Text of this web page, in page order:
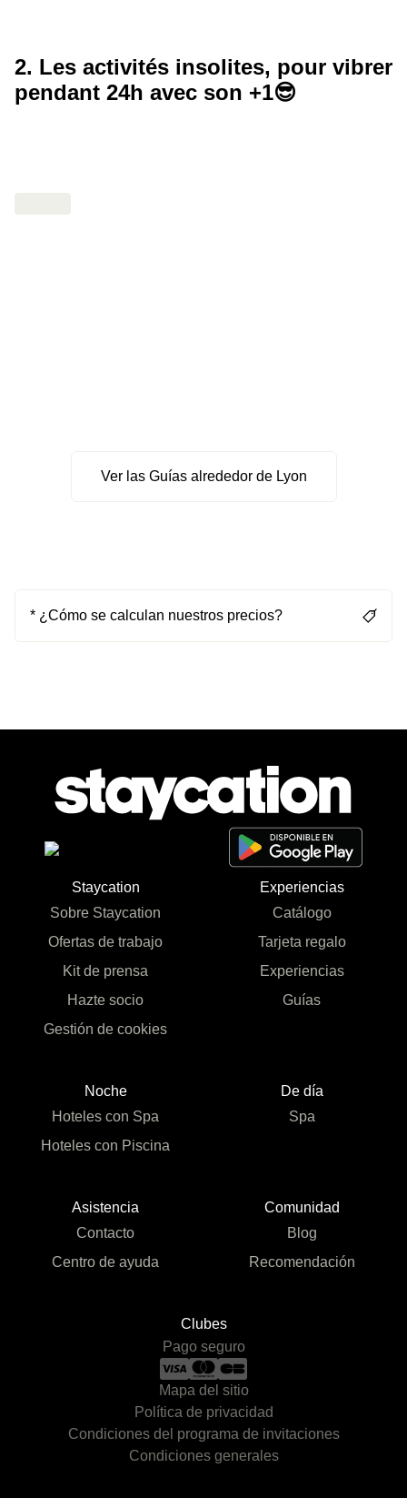
2. Les activités insolites, pour vibrer
pendant 24h avec son +1😎
Ver las Guías alrededor de Lyon
* ¿Cómo se calculan nuestros precios?
Staycation
Sobre Staycation
Ofertas de trabajo
Kit de prensa
Hazte socio
Gestión de cookies
Experiencias
Catálogo
Tarjeta regalo
Experiencias
Guías
Noche
Hoteles con Spa
Hoteles con Piscina
De día
Spa
Asistencia
Contacto
Centro de ayuda
Comunidad
Blog
Recomendación
Clubes
Pago seguro
Mapa del sitio
Política de privacidad
Condiciones del programa de invitaciones
Condiciones generales